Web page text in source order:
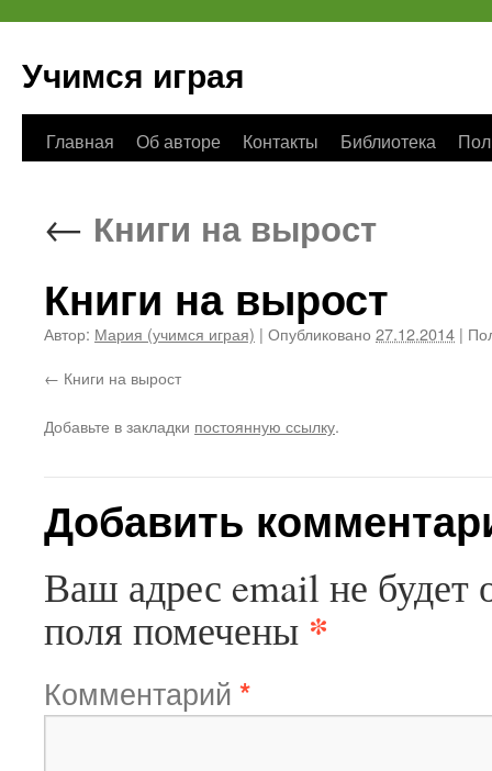
Учимся играя
Перейти
содержимому
Главная Об авторе Контакты Библиотека
← Книги на вырост
Книги на вырост
Автор: Мария (учимся играя) | Опубликовано 27.12.2014 |
Книги на вырост
Добавьте в закладки постоянную ссылку.
Добавить
Ваш адрес email не будет
поля помечены *
Комментарий *